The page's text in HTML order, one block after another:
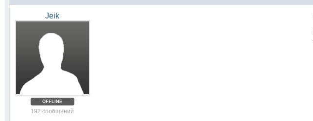
Jeik
OFFLINE
192 сообщений